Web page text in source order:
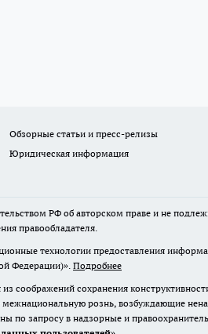
Обзорные статьи и пресс-релизы
Юридическая информация
РФ об авторском праве и не
правообладателя.
технологии предоставления
Федерации)».Подробнее
соображений сохранения
рознь, возбуждающие
по запросу в надзорные и